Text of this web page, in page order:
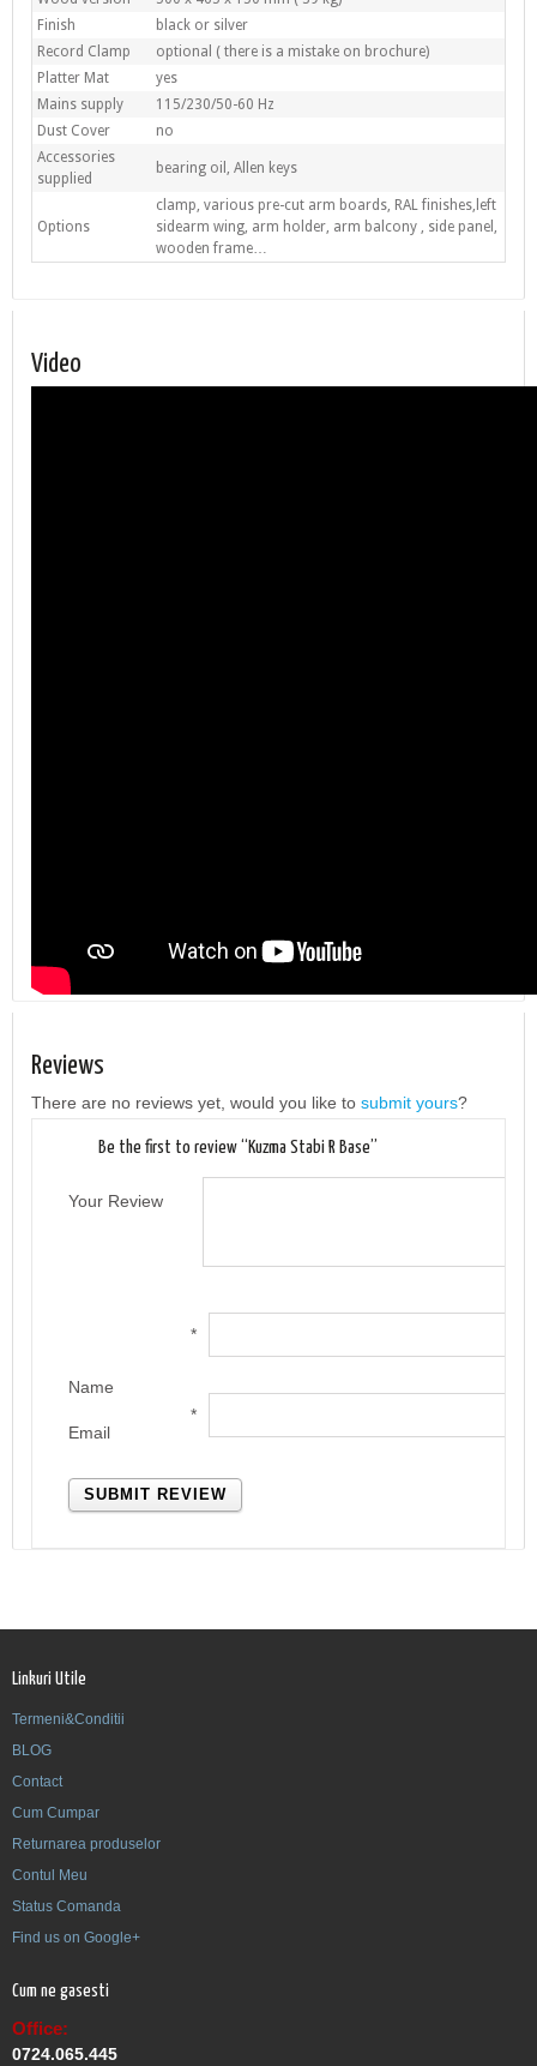
Finish
black or silver
Record Clamp
optional ( there is a mistake on brochure)
Platter Mat
yes
Mains supply
115/230/50-60 Hz
Dust Cover
no
Accessories
supplied
bearing oil, Allen keys
Options
clamp, various pre-cut arm boards, RAL finishes,left
sidearm wing, arm holder, arm balcony , side panel,
wooden frame…
Video
Reviews
There are no reviews yet, would you like to submit yours?
Be the first to review “Kuzma Stabi R Base”
Your Review
Name
*
Email
*
Linkuri Utile
Termeni&Conditii
BLOG
Contact
Cum Cumpar
Returnarea produselor
Contul Meu
Status Comanda
Find us on Google+
Cum ne gasesti
Office:
0724.065.445